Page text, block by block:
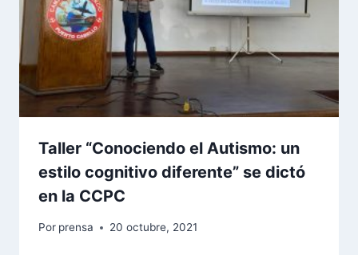
Taller “Conociendo el Autismo: un
estilo cognitivo diferente” se dictó
en la CCPC
Por prensa 20 octubre, 2021